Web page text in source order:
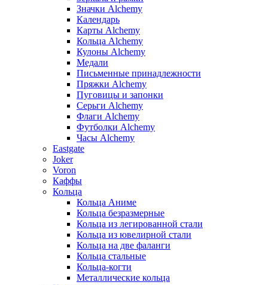
Значки Alchemy
Календарь
Карты Alchemy
Кольца Alchemy
Кулоны Alchemy
Медали
Письменные принадлежности
Пряжки Alchemy
Пуговицы и запонки
Серьги Alchemy
Флаги Alchemy
Футболки Alchemy
Часы Alchemy
Eastgate
Joker
Voron
Каффы
Кольца
Кольца Аниме
Кольца безразмерные
Кольца из легированной стали
Кольца из ювелирной стали
Кольца на две фаланги
Кольца стальные
Кольца-когти
Металлические кольца